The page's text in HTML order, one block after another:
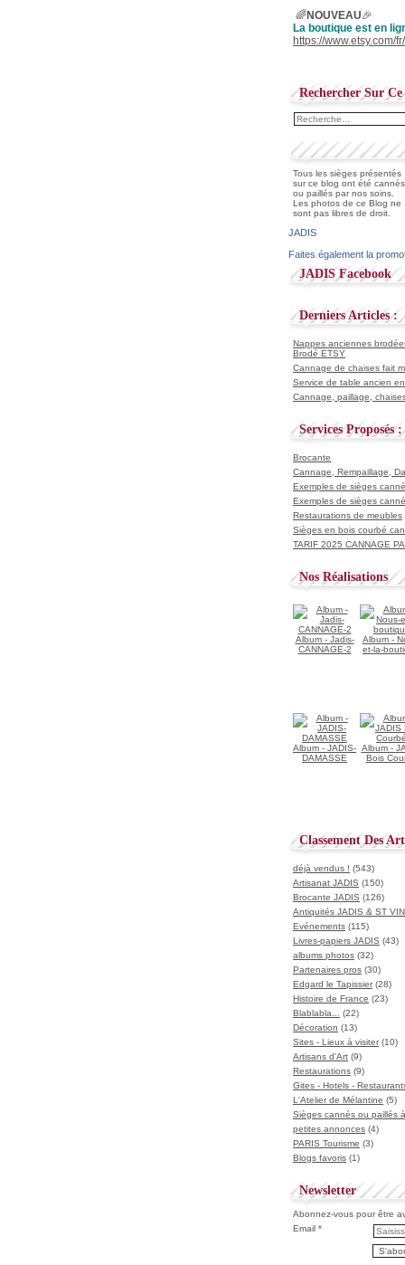
🌈NOUVEAU🎉
La boutique est en
https://www.etsy.com/
Rechercher Sur
Tous les sièges présentés
sur ce blog ont été cannés
ou paillés par nos soins.
Les photos de ce Blog ne
sont pas libres de droit.
JADIS
Faites également la
JADIS Facebook
Derniers Articles :
Nappes anciennes
Brodé ETSY
Cannage de chaises fait
Service de table ancien
Cannage, paillage,
Services Proposés :
Brocante
Cannage, Rempaillage,
Exemples de sièges
Exemples de sièges
Restaurations de meubles
Sièges en bois courbé
TARIF 2025 CANNAGE
Nos Réalisations
Album - Jadis-
CANNAGE-2
Album -
et-la-
Album - JADIS-
DAMASSE
Album -
Bois
Classement Des
déjà vendus ! (543)
Artisanat JADIS (150)
Brocante JADIS (126)
Antiquités JADIS & ST
Evénements (115)
Livres-papiers JADIS (43)
albums photos (32)
Partenaires pros (30)
Edgard le Tapissier(28)
Histoire de France (23)
Blablabla...
(22)
Décoration (13)
Sites - Lieux à visiter(10)
Artisans d'Art (9)
Restaurations (9)
Gites - Hotels -
L'Atelier de Mélantine (5)
Sièges cannés ou paillés
petites annonces (4)
PARIS Tourisme (3)
Blogs favoris (1)
Newsletter
Abonnez-vous pour être
Email